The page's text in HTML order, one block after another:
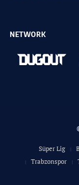
NETWORK
Süper Lig
Trabzonspor